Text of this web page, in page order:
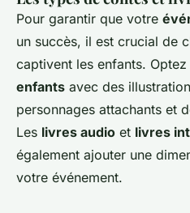
Pour garantir que votre
un succès, il est crucial de
captivent les enfants.
enfants avec des
personnages attachants et
Les livres audio et livres
également ajouter une
votre événement.